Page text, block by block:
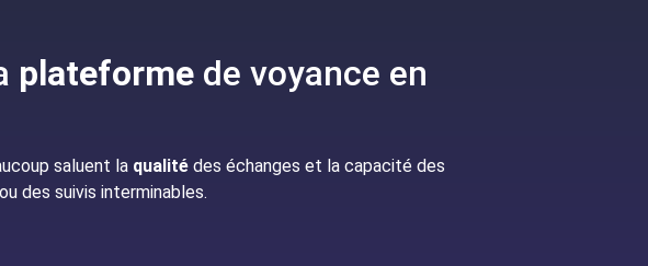
plateforme de voyance en
saluent la qualité des échanges et la capacité des
des suivis interminables.